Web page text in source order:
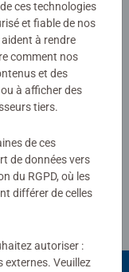
ces technologies
et fiable de nos
à rendre
comment nos
et des
à afficher des
tiers.
de ces
de données vers
du RGPD, où les
différer de celles
autoriser :
Veuillez